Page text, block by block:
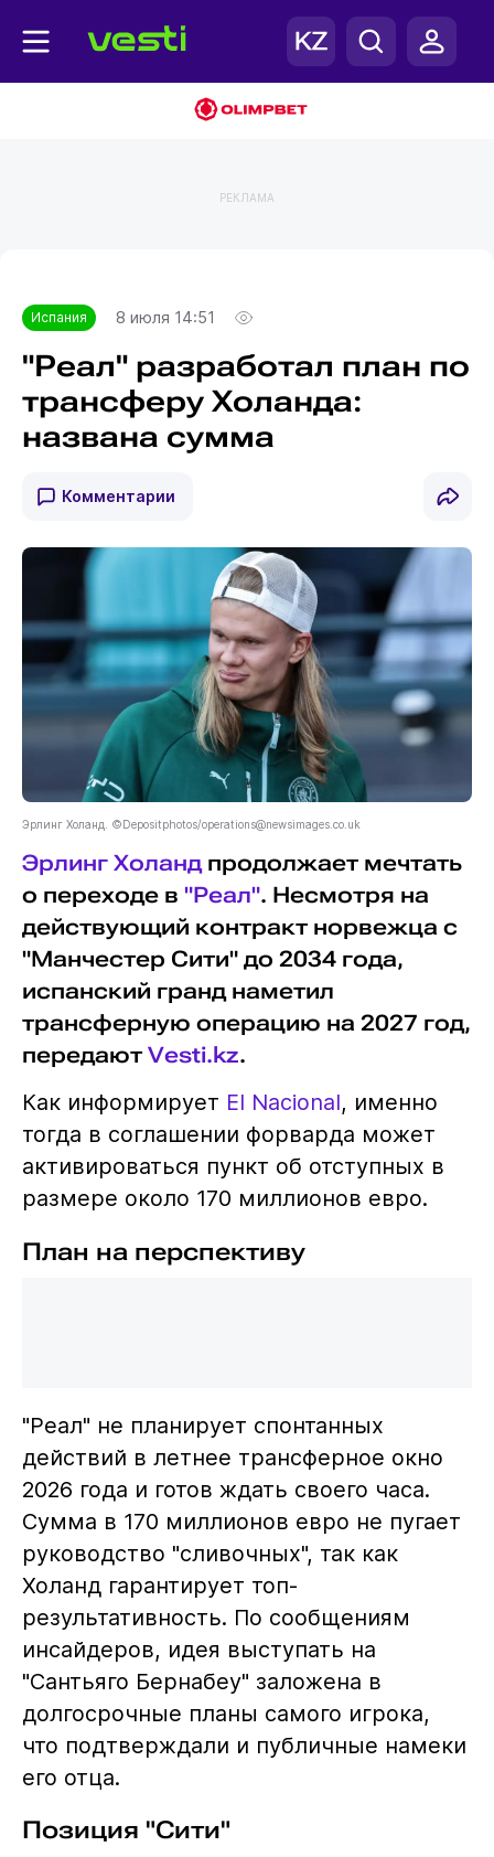
РЕКЛАМА
Испания 8 июля 14:51
"Реал" разработал план по
трансферу Холанда:
названа сумма
Комментарии
Эрлинг Холанд. ©Depositphotos/operations@newsimages.co.uk
Эрлинг Холандпродолжает мечтать
о переходе в "Реал". Несмотря на
действующий контракт норвежца с
"Манчестер Сити" до 2034 года,
испанский гранд наметил
трансферную операцию на 2027 год,
передают Vesti.kz.
Как информирует El Nacional, именно
тогда в соглашении форварда может
активироваться пункт об отступных в
размере около 170 миллионов евро.
План на перспективу
"Реал" не планирует спонтанных
действий в летнее трансферное окно
2026 года и готов ждать своего часа.
Сумма в 170 миллионов евро не пугает
руководство "сливочных", так как
Холанд гарантирует топ-
результативность. По сообщениям
инсайдеров, идея выступать на
"Сантьяго Бернабеу" заложена в
долгосрочные планы самого игрока,
что подтверждали и публичные намеки
его отца.
Позиция "Сити"